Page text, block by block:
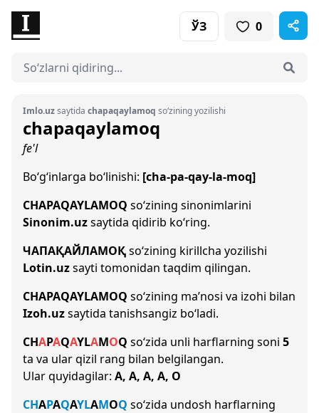
ЎЗ 0
Imlo.uzsaytida chapaqaylamoq so‘zining yozilishi
chapaqaylamoq
fe'l
Bo‘g‘inlarga bo‘linishi: [cha-pa-qay-la-moq]
CHAPAQAYLAMOQ so‘zining sinonimlarini
Sinonim.uzsaytida qidirib ko‘ring.
ЧАПАҚАЙЛАМОҚso‘zining kirillcha yozilishi
Lotin.uzsayti tomonidan taqdim qilingan.
CHAPAQAYLAMOQ so‘zining ma’nosi va izohi bilan
Izoh.uzsaytida tanishsangiz bo‘ladi.
CHAPAQAYLAMOQ so‘zida unli harflarning soni 5
ta va ular qizil rang bilan belgilangan.
Ular quyidagilar: A, A, A, A, O
CHAPAQAYLAMOQ so‘zida undosh harflarning